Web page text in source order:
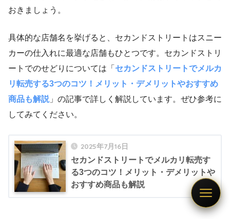
おきましょう。
具体的な店舗名を挙げると、セカンドストリートはスニー
カーの仕入れに最適な店舗もひとつです。セカンドストリ
ートでのせどりについては「 セカンドストリートでメルカ
リ転売する3つのコツ！メリット・デメリットやおすすめ
商品も解説」の記事で詳しく解説しています。ぜひ参考に
してみてください。
2025年7月16日
セカンドストリートでメルカリ転売す
る3つのコツ！メリット・デメリットや
おすすめ商品も解説